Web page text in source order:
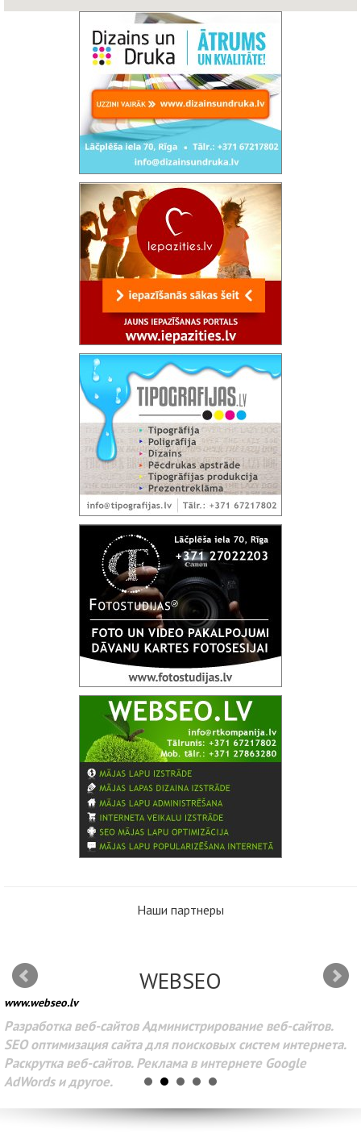
Наши партнеры
WEBSEO
www.webseo.lv
Разработка веб-сайтов Администрирование веб-сайтов.
SEO оптимизация сайта для поисковых систем интернета.
Раскрутка веб-сайтов. Реклама в интернете Google
AdWords и другое.